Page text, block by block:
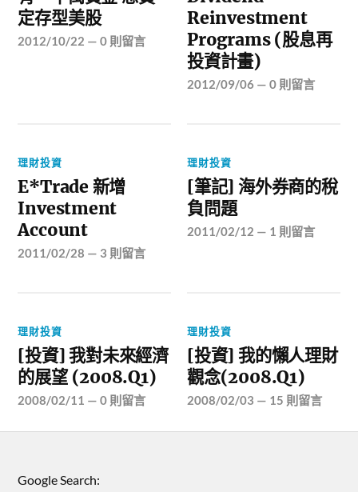
定存型美股
2012/10/22 —0 則留言
Reinvestment
Programs (股息再
投資計畫)
2012/09/06 —0 則留言
理財投資
E*Trade 新增
Investment
Account
2011/02/28 — 3 則留言
理財投資
[筆記] 海外券商的稅
負問題
2011/02/12 — 1 則留言
理財投資
[投資] 我對未來經濟
的展望 (2008.Q1)
2008/02/11 —0 則留言
理財投資
[投資] 我的懶人理財
觀念(2008.Q1)
2008/02/03 — 15 則留言
Google Search: